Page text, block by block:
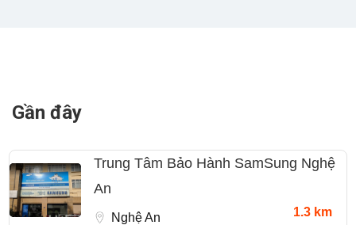
Gần đây
Trung Tâm Bảo Hành SamSung Nghệ
An
Nghệ An 1.3 km